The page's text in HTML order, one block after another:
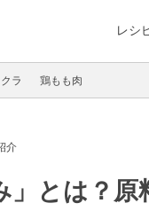
レシ
ラ 鶏もも肉
介
」とは？